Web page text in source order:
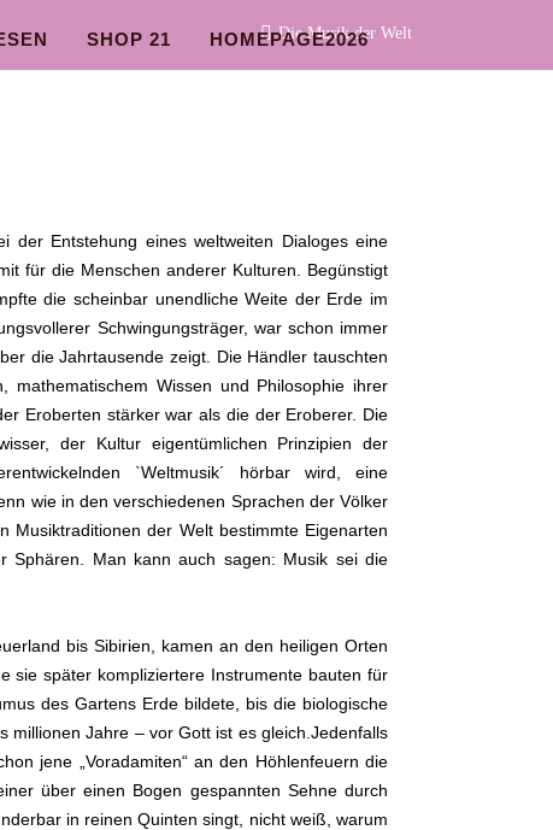
SHOP 21 HOMEPAGE2026
Die Musik der Welt
der Entstehung eines weltweiten Dialoges eine
für die Menschen anderer Kulturen. Begünstigt
die scheinbar unendliche Weite der Erde im
Schwingungsträger, war schon immer
die Jahrtausende zeigt. Die Händler tauschten
Wissen und Philosophie ihrer
Eroberten stärker war als die der Eroberer. Die
der Kultur eigentümlichen Prinzipien der
`Weltmusik´ hörbar wird, eine
wie in den verschiedenen Sprachen der Völker
Musiktraditionen der Welt bestimmte Eigenarten
Sphären. Man kann auch sagen: Musik sei die
bis Sibirien, kamen an den heiligen Orten
sie später kompliziertere Instrumente bauten für
des Gartens Erde bildete, bis die biologische
millionen Jahre – vor Gott ist es gleich.Jedenfalls
jene „Voradamiten“ an den Höhlenfeuern die
über einen Bogen gespannten Sehne durch
in reinen Quinten singt, nicht weiß, warum